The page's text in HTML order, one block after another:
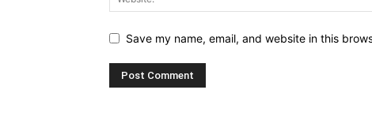
Save my name, email, and website in this